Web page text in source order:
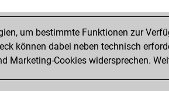
um bestimmte Funktionen zur
können dabei neben technisch
Marketing-Cookies widersprechen.